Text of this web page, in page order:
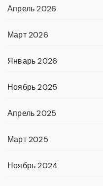
Апрель 2026
Март 2026
Январь 2026
Ноябрь 2025
Апрель 2025
Март 2025
Ноябрь 2024